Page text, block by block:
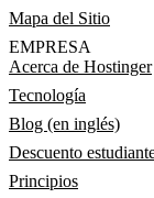
Mapa del Sitio
EMPRESA
Acerca de Hostinger
Tecnología
Blog (en inglés)
Descuento
Principios